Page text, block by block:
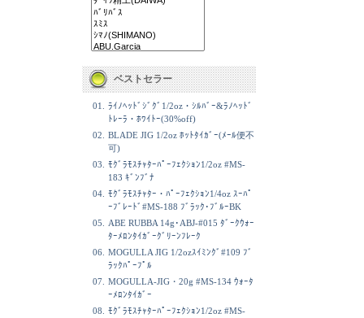
ベストセラー
01.
ﾗｲﾉﾍｯﾄﾞｼﾞｸﾞ1/2oz・ｼﾙﾊﾞｰ&ﾗﾉﾍｯﾄﾞ
ﾄﾚｰﾗ・ﾎﾜｲﾄｰ(30%off)
02.
BLADE JIG 1/2oz ﾎｯﾄﾀｲｶﾞｰ(ﾒｰﾙ便不
可)
03.
ﾓｸﾞﾗﾓｽﾁｬﾀｰﾊﾟｰﾌｪｸｼｮﾝ1/2oz #MS-
183 ｷﾞﾝﾌﾞﾅ
04. ﾓｸﾞﾗﾓｽﾁｬﾀｰ・ﾊﾟｰﾌｪｸｼｮﾝ1/4oz ｽｰﾊﾟ
ｰﾌﾞﾚｰﾄﾞ#MS-188 ﾌﾞﾗｯｸ･ﾌﾞﾙｰBK
05.
ABE RUBBA 14g･ABJ-#015 ﾀﾞｰｸｳｫｰ
ﾀｰﾒﾛﾝﾀｲｶﾞｰｸﾞﾘｰﾝﾌﾚｰｸ
06. MOGULLA JIG 1/2ozｽｲﾐﾝｸﾞ#109 ﾌﾞ
ﾗｯｸﾊﾟｰﾌﾟﾙ
07. MOGULLA-JIG・20g #MS-134 ｳｫｰﾀ
ｰﾒﾛﾝﾀｲｶﾞｰ
08.
ﾓｸﾞﾗﾓｽﾁｬﾀｰﾊﾟｰﾌｪｸｼｮﾝ1/2oz #MS-